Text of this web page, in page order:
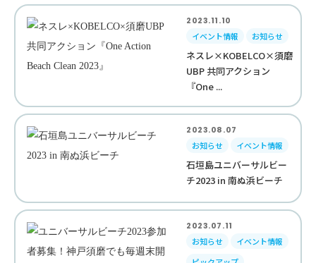
2023.11.10
イベント情報
お知らせ
ネスレ×KOBELCO×須磨
UBP 共同アクション
『One ...
2023.08.07
お知らせ
イベント情報
石垣島ユニバーサルビー
チ2023 in 南ぬ浜ビーチ
2023.07.11
お知らせ
イベント情報